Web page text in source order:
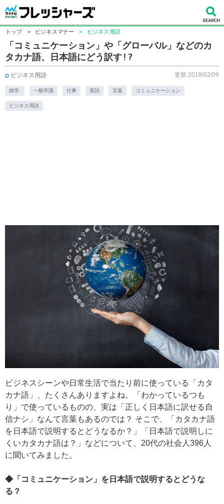
トップ > ビジネスマナー > ビジネス用語
「コミュニケーション」や「グローバル」などのカ
タカナ語、日本語にどう訳す!?
ビジネス用語 更新:2018/02/09
雑学. 一般常識 仕事 英語 言葉 コミュニケーション
ビジネス用語
ビジネスシーンや日常生活で当たり前に使っている「カタ
カナ語」、たくさんありますよね。「わかっているつも
り」で使っているものの、実は「正しく日本語に訳せる自
信ナシ」なんて言葉もあるのでは？ そこで、「カタカナ語
を日本語で説明するとどうなるか？」「日本語で説明しに
くいカタカナ語は？」などについて、20代の社会人396人
に聞いてみました。
◆「コミュニケーション」を日本語で説明するとどうな
る？